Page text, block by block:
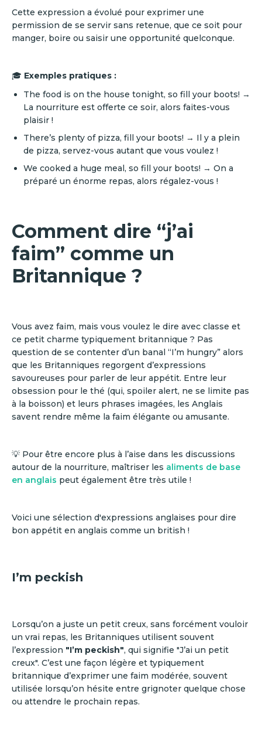
Cette expression a évolué pour exprimer une
permission de se servir sans retenue, que ce soit pour
manger, boire ou saisir une opportunité quelconque.
🎓 Exemples pratiques :
The food is on the house tonight, so fill your boots! →
La nourriture est offerte ce soir, alors faites-vous
plaisir !
There’s plenty of pizza, fill your boots! → Il y a plein
de pizza, servez-vous autant que vous voulez !
We cooked a huge meal, so fill your boots! → On a
préparé un énorme repas, alors régalez-vous !
Comment dire “j’ai
faim” comme un
Britannique ?
Vous avez faim, mais vous voulez le dire avec classe et
ce petit charme typiquement britannique ? Pas
question de se contenter d’un banal “I’m hungry” alors
que les Britanniques regorgent d’expressions
savoureuses pour parler de leur appétit. Entre leur
obsession pour le thé (qui, spoiler alert, ne se limite pas
à la boisson) et leurs phrases imagées, les Anglais
savent rendre même la faim élégante ou amusante.
💡 Pour être encore plus à l’aise dans les discussions
autour de la nourriture, maîtriser les aliments de base
en anglais peut également être très utile !
Voici une sélection d'expressions anglaises pour dire
bon appétit en anglais comme un british !
I’m peckish
Lorsqu’on a juste un petit creux, sans forcément vouloir
un vrai repas, les Britanniques utilisent souvent
l’expression "I’m peckish", qui signifie "J’ai un petit
creux". C’est une façon légère et typiquement
britannique d’exprimer une faim modérée, souvent
utilisée lorsqu’on hésite entre grignoter quelque chose
ou attendre le prochain repas.